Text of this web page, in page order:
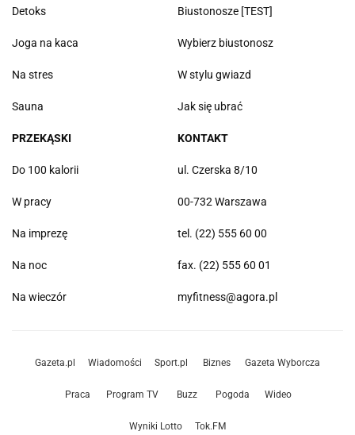
Detoks
Joga na kaca
Na stres
Sauna
Biustonosze [TEST]
Wybierz biustonosz
W stylu gwiazd
Jak się ubrać
PRZEKĄSKI
Do 100 kalorii
W pracy
Na imprezę
Na noc
Na wieczór
KONTAKT
ul. Czerska 8/10
00-732 Warszawa
tel. (22) 555 60 00
fax. (22) 555 60 01
myfitness@agora.pl
Gazeta.pl Wiadomości Sport.pl Biznes Gazeta Wyborcza
Praca Program TV Buzz Pogoda Wideo
Wyniki Lotto Tok.FM